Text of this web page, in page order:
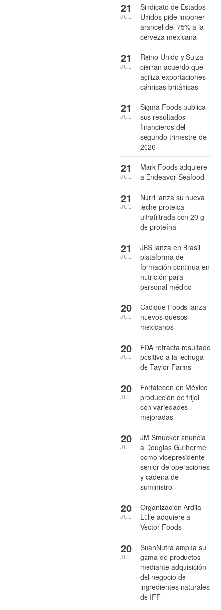
Sindicato de Estados
Unidos pide imponer
arancel del 75% a la
cerveza mexicana
21
JUL
Reino Unido y Suiza
cierran acuerdo que
agiliza exportaciones
cárnicas británicas
21
JUL
Sigma Foods publica
sus resultados
financieros del
segundo trimestre de
2026
21
JUL
Mark Foods adquiere
a Endeavor Seafood
21
JUL
Nurri lanza su nueva
leche proteica
ultrafiltrada con 20 g
de proteína
21
JUL
JBS lanza en Brasil
plataforma de
formación continua en
nutrición para
personal médico
21
JUL
Cacique Foods lanza
nuevos quesos
mexicanos
20
JUL
FDA retracta resultado
positivo a la lechuga
de Taylor Farms
20
JUL
Fortalecen en México
producción de frijol
con variedades
mejoradas
20
JUL
JM Smucker anuncia
a Douglas Guilherme
como vicepresidente
senior de operaciones
y cadena de
suministro
20
JUL
Organización Ardila
Lülle adquiere a
Vector Foods
20
JUL
SuanNutra amplía su
gama de productos
mediante adquisición
del negocio de
ingredientes naturales
de IFF
20
JUL